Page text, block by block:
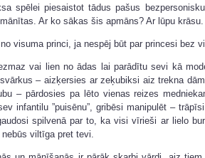
spēlei piesaistot tādus pašus
Ar ko sākas šis apmāns? Ar lūpu krāsu.
no visuma princi, ja nespēj būt par princesi bez
vai lien no ādas lai parādītu sevi kā
– aizķersies ar zeķubiksi aiz trekna
– pārdosies pa lēto vienas reizes
infantilu ”puisēnu”, gribēsi manipulēt –
spilvenā par to, ka visi vīrieši ar lielo
nebūs viltīga pret tevi.